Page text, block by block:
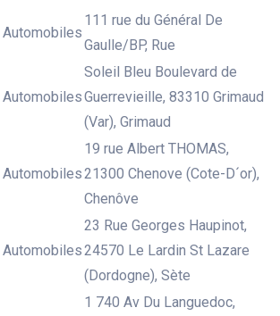
Automobiles
111 rue du Général De
Gaulle/BP, Rue
Automobiles
Soleil Bleu Boulevard de
Guerrevieille, 83310 Grimaud
(Var), Grimaud
Automobiles
19 rue Albert THOMAS,
21300 Chenove (Cote-D´or),
Chenôve
Automobiles
23 Rue Georges Haupinot,
24570 Le Lardin St Lazare
(Dordogne), Sète
1 740 Av Du Languedoc,